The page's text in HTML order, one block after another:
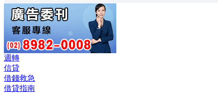
週轉
信貸
借錢救急
借貸指南